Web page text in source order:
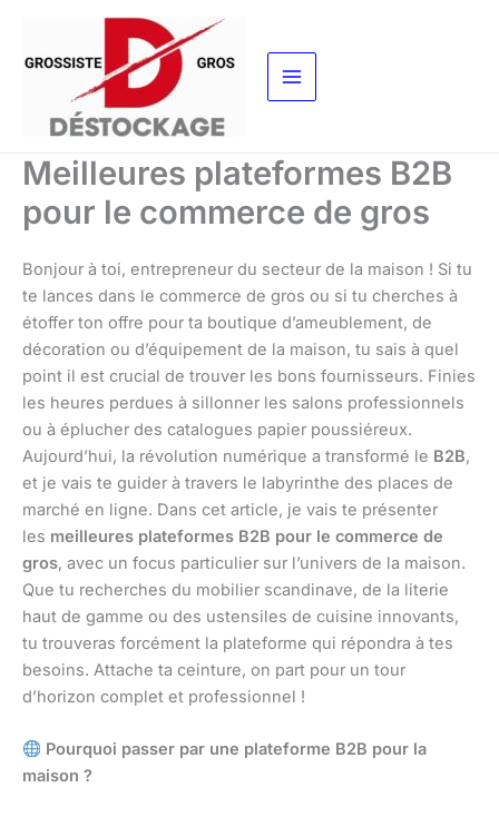
contenu
Meilleures plateformes B2B
pour le commerce de gros
Bonjour à toi, entrepreneur du secteur de la maison ! Si tu
te lances dans le commerce de gros ou si tu cherches à
étoffer ton offre pour ta boutique d’ameublement, de
décoration ou d’équipement de la maison, tu sais à quel
point il est crucial de trouver les bons fournisseurs. Finies
les heures perdues à sillonner les salons professionnels
ou à éplucher des catalogues papier poussiéreux.
Aujourd’hui, la révolution numérique a transformé le B2B,
et je vais te guider à travers le labyrinthe des places de
marché en ligne. Dans cet article, je vais te présenter
les meilleures plateformes B2B pour le commerce de
gros, avec un focus particulier sur l’univers de la maison.
Que tu recherches du mobilier scandinave, de la literie
haut de gamme ou des ustensiles de cuisine innovants,
tu trouveras forcément la plateforme qui répondra à tes
besoins. Attache ta ceinture, on part pour un tour
d’horizon complet et professionnel !
Pourquoi passer par une plateforme B2B pour la
maison ?